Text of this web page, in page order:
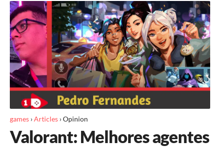
games ›Articles ›Opinion
Valorant: Melhores agentes